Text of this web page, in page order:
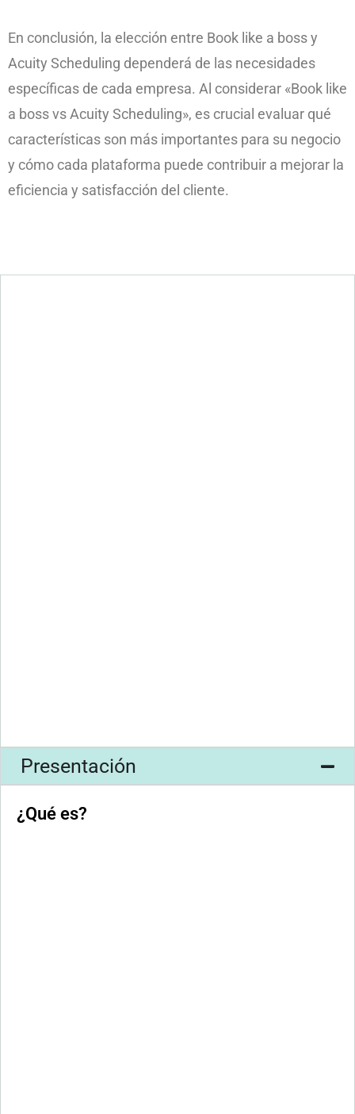
En conclusión, la elección entre Book like a boss y
Acuity Scheduling dependerá de las necesidades
específicas de cada empresa. Al considerar «Book like
a boss vs Acuity Scheduling», es crucial evaluar qué
características son más importantes para su negocio
y cómo cada plataforma puede contribuir a mejorar la
eficiencia y satisfacción del cliente.
Presentación
¿Qué es?